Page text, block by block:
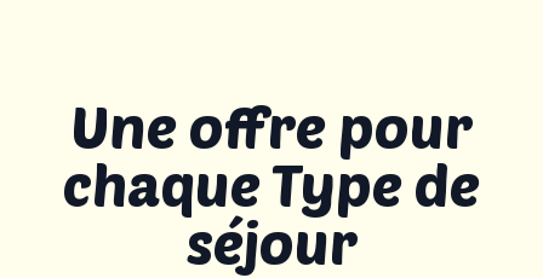
Une offre pour
chaque Type de
séjour